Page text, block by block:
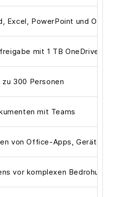
Excel, PowerPoint und Outlook
mit 1 TB OneDrive-
300 Personen
mit Teams
von Office-Apps,
vor komplexen